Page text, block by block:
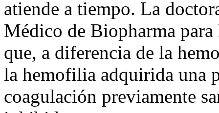
atiende a tiempo. La
Médico de Biopharma
que, a diferencia de la
la hemofilia adquirida una
coagulación previamente